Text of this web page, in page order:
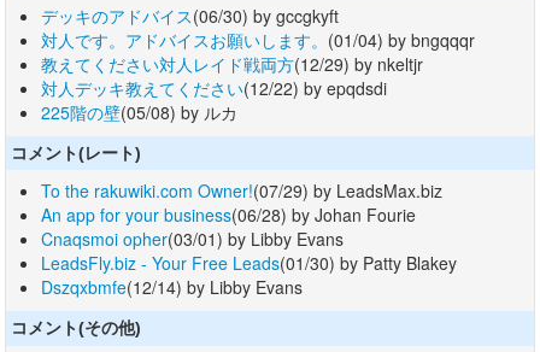
デッキのアドバイス(06/30) by gccgkyft
対人です。アドバイスお願いします。 (01/04) by bngqqqr
教えてください対人レイド戦両方(12/29) by nkeltjr
対人デッキ教えてください(12/22) by epqdsdi
225階の壁(05/08) by ルカ
コメント(レート)
To the rakuwiki.com Owner!(07/29) by LeadsMax.biz
An app for your business(06/28) by Johan Fourie
Cnaqsmoi opher(03/01) by Libby Evans
LeadsFly.biz - Your Free Leads(01/30) by Patty Blakey
Dszqxbmfe(12/14) by Libby Evans
コメント(その他)